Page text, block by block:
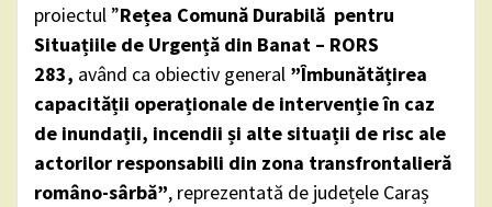
proiectul ”Rețea Comună Durabilă pentru
Situațiile de Urgență din Banat – RORS
283, având ca obiectiv general ”Îmbunătățirea
capacității operaționale de intervenție în caz
de inundații, incendii și alte situații de risc ale
actorilor responsabili din zona transfrontalieră
româno-sârbă”, reprezentată de județele Caraș